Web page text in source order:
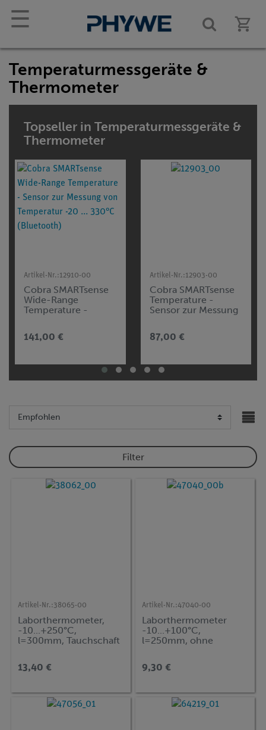
☰
Temperaturmessgeräte &
Thermometer
Topseller in Temperaturmessgeräte &
Thermometer
Artikel-Nr.:12910-00
Cobra SMARTsense
Wide-Range
Temperature -
... 330°C (Bluetooth)
141,00 €
Artikel-Nr.:12903-00
Cobra SMARTsense
Temperature -
Sensor zur Messung
... 125 °C (Bluetooth)
87,00 €
Filter
Artikel-Nr.:38065-00
Laborthermometer,
-10...+250°C,
l=300mm, Tauchschaft
13,40 €
Artikel-Nr.:47040-00
Laborthermometer
-10...+100°C,
l=250mm, ohne
9,30 €